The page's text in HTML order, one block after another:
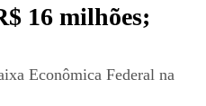
16 milhões;
Econômica Federal na